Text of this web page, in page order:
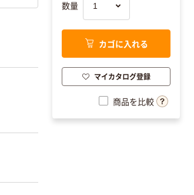
数量
カゴに入れる
マイカタログ登録
商品を比較